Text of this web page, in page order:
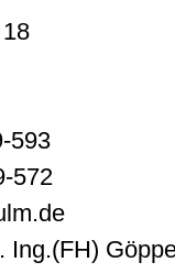
593
572
Ing.(FH)